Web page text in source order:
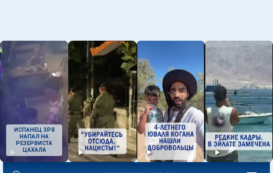
ИСПАНЕЦ ЗРЯ
НАПАЛ НА
РЕЗЕРВИСТА
ЦАХАЛА